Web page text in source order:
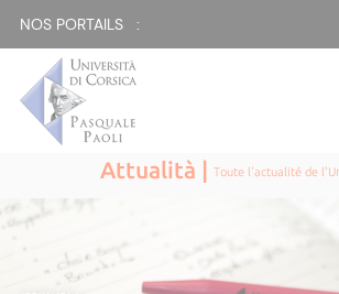
NOS PORTAILS :
Attualità |Toute l'actualité de